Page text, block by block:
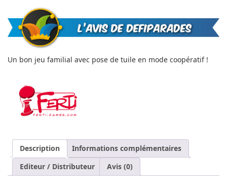
Un bon jeu familial avec pose de tuile en mode coopératif !
Description
Informations complémentaires
Editeur / Distributeur
Avis (0)